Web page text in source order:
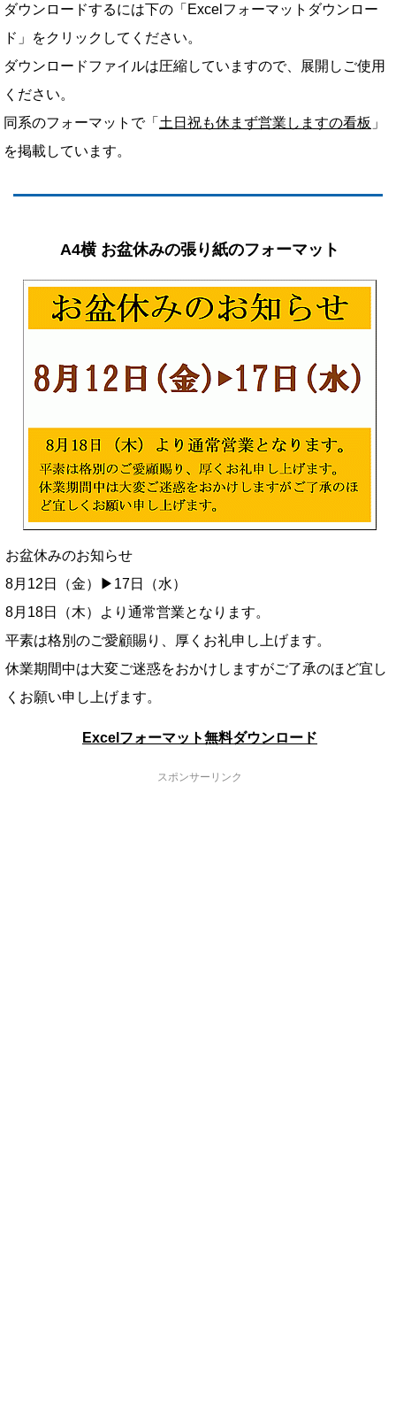
ダウンロードするには下の「Excelフォーマットダウンロー
ド」をクリックしてください。
ダウンロードファイルは圧縮していますので、展開しご使用
ください。
同系のフォーマットで「 土日祝も休まず営業しますの看板 」
を掲載しています。
A4横 お盆休みの張り紙のフォーマット
お盆休みのお知らせ
8月12日（金）▶17日（水）
8月18日（木）より通常営業となります。
平素は格別のご愛顧賜り、厚くお礼申し上げます。
休業期間中は大変ご迷惑をおかけしますがご了承のほど宜し
くお願い申し上げます。
Excelフォーマット無料ダウンロード
スポンサーリンク